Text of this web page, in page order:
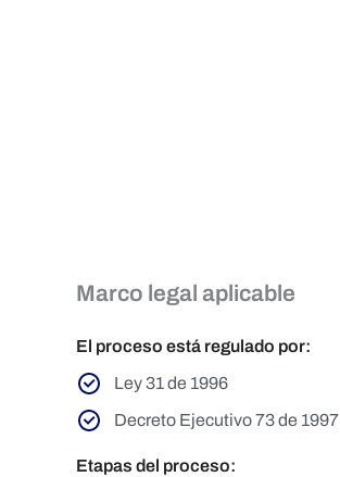
Marco legal aplicable
El proceso está regulado por:
Ley 31 de 1996
Decreto Ejecutivo 73 de 1997
Etapas del proceso: